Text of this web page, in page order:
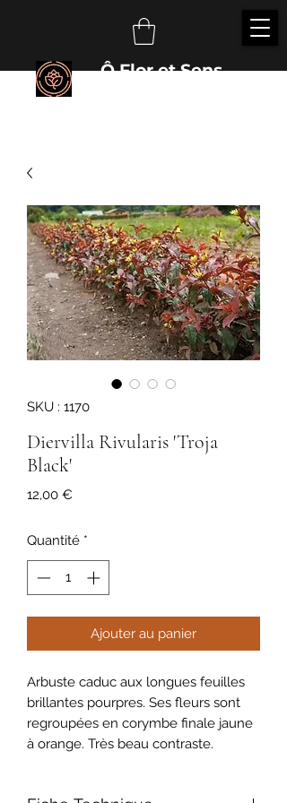
Ô Flor et Sens
SKU : 1170
Diervilla Rivularis 'Troja
Black'
12,00 €
Quantité *
Ajouter au panier
Arbuste caduc aux longues feuilles
brillantes pourpres. Ses fleurs sont
regroupées en corymbe finale jaune
à orange. Très beau contraste.